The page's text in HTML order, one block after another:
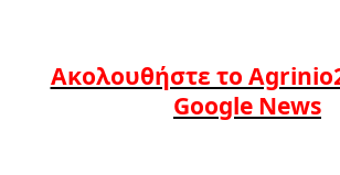
Ακολουθήστε το
Google News